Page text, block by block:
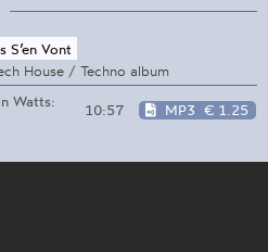
S’en Vont
House / Techno album
Watts:
10:57 MP3 € 1.25